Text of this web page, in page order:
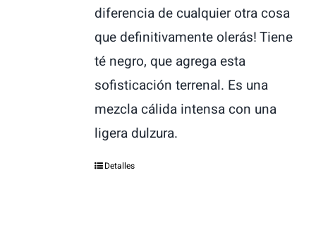
diferencia de cualquier otra cosa
que definitivamente olerás! Tiene
té negro, que agrega esta
sofisticación terrenal. Es una
mezcla cálida intensa con una
ligera dulzura.
Detalles